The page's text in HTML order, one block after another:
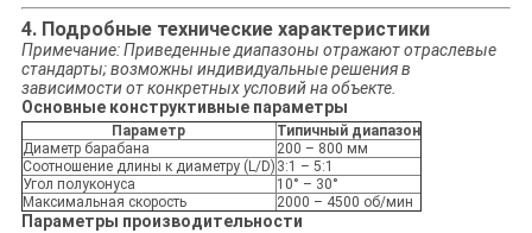
4. Подробные технические характеристики
Примечание: Приведенные диапазоны отражают отраслевые
стандарты; возможны индивидуальные решения в
зависимости от конкретных условий на объекте.
Основные конструктивные параметры
Параметр
Типичный диапазон
Диаметр барабана
200 – 800 мм
Соотношение длины к диаметру (L/D) 3:1 – 5:1
Угол полуконуса
10° – 30°
Максимальная скорость
2000 – 4500 об/мин
Параметры производительности